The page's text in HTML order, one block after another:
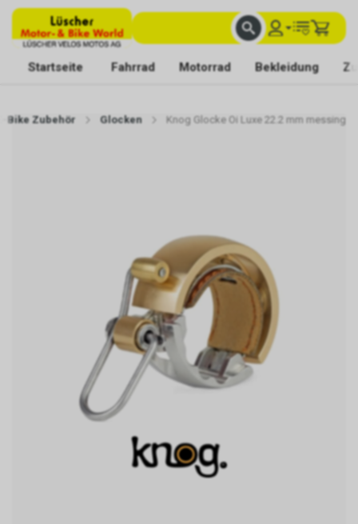
Startseite Fahrrad Motorrad Bekleidung
Bike Zubehör Glocken Knog Glocke Oi Luxe 22.2 mm messing